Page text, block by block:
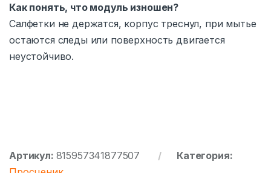
Как понять, что модуль изношен?
Салфетки не держатся, корпус треснул, при мытье
остаются следы или поверхность двигается
неустойчиво.
Артикул: 815957341877507
Категория: